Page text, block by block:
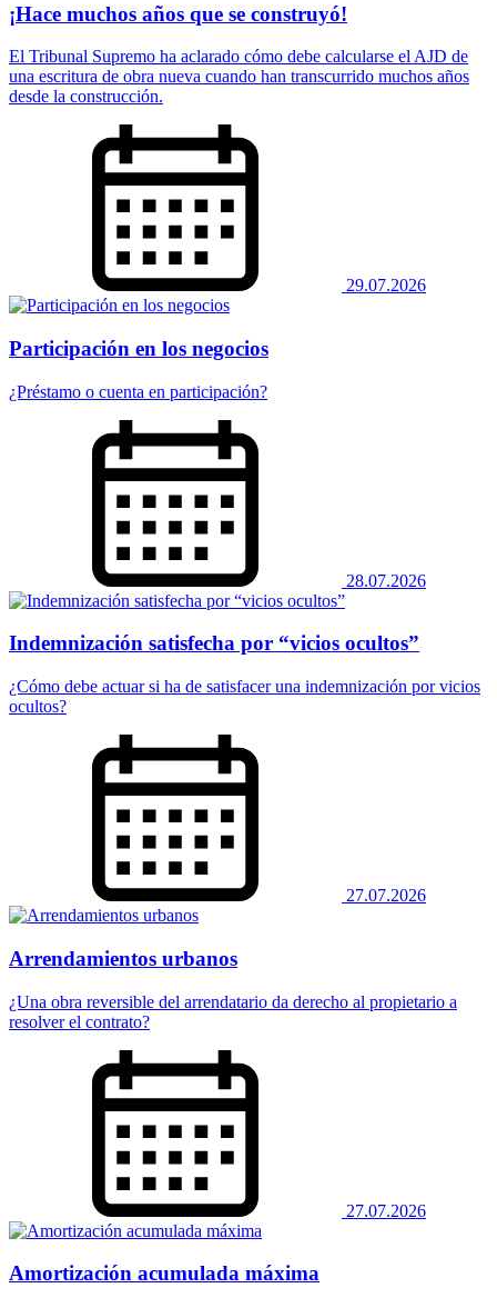
¡Hace muchos años que se construyó!
El Tribunal Supremo ha aclarado cómo debe calcularse el AJD de
una escritura de obra nueva cuando han transcurrido muchos años
desde la construcción.
29.07.2026
Participación en los negocios
¿Préstamo o cuenta en participación?
28.07.2026
Indemnización satisfecha por “vicios ocultos”
¿Cómo debe actuar si ha de satisfacer una indemnización por vicios
ocultos?
27.07.2026
Arrendamientos urbanos
¿Una obra reversible del arrendatario da derecho al propietario a
resolver el contrato?
27.07.2026
Amortización acumulada máxima